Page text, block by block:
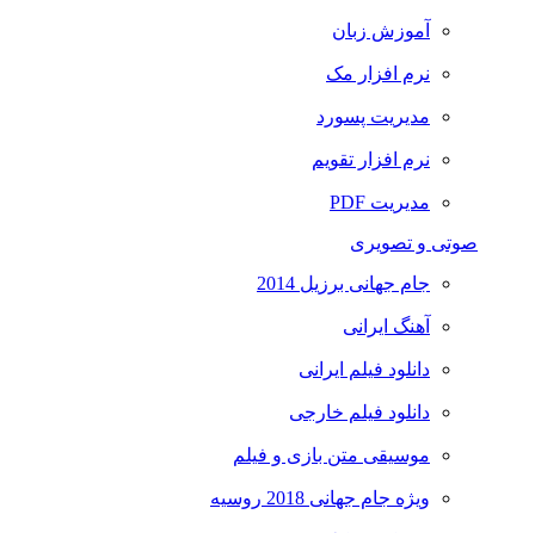
آموزش زبان
نرم افزار مک
مدیریت پسورد
نرم افزار تقویم
مدیریت PDF
صوتی و تصویری
جام جهانی برزیل 2014
آهنگ ایرانی
دانلود فیلم ایرانی
دانلود فیلم خارجی
موسیقی متن بازی و فیلم
ویژه جام جهانی 2018 روسیه